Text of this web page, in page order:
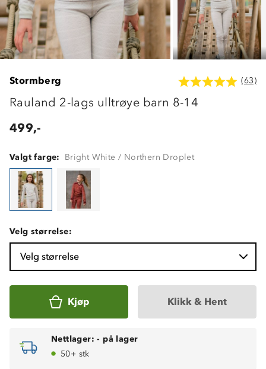
Stormberg (63)
Rauland 2-lags ulltrøye barn 8-14
499,-
Valgt farge: Bright White / Northern Droplet
Velg størrelse:
Velg størrelse
Kjøp Klikk & Hent
Nettlager: - på lager
50+ stk